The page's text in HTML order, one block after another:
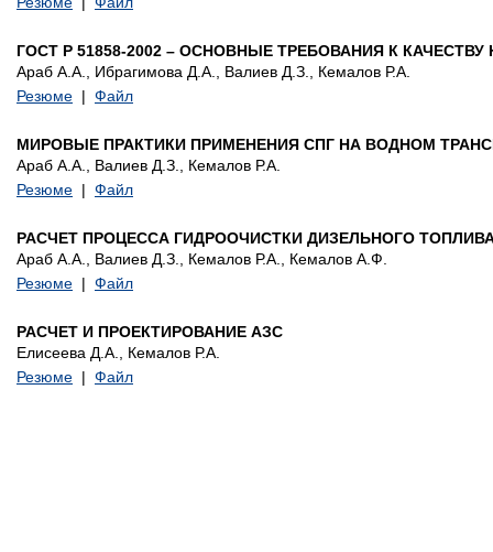
ГОСТ Р 51858-2002 – ОСНОВНЫЕ ТРЕБОВАНИЯ К КАЧЕСТВУ
Араб А.А., Ибрагимова Д.А., Валиев Д.З., Кемалов Р.А.
Резюме | Файл
МИРОВЫЕ ПРАКТИКИ ПРИМЕНЕНИЯ СПГ НА ВОДНОМ
Араб А.А., Валиев Д.З., Кемалов Р.А.
Резюме | Файл
РАСЧЕТ ПРОЦЕССА ГИДРООЧИСТКИ ДИЗЕЛЬНОГО
Араб А.А., Валиев Д.З., Кемалов Р.А., Кемалов А.Ф.
Резюме | Файл
РАСЧЕТ И ПРОЕКТИРОВАНИЕ АЗС
Елисеева Д.А., Кемалов Р.А.
Резюме | Файл